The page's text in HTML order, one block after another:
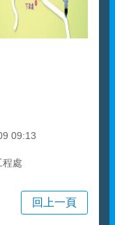
09:13
程處
回上一頁